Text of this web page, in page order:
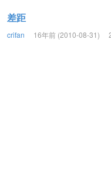
差距
crifan 16年前 (2010-08-31)